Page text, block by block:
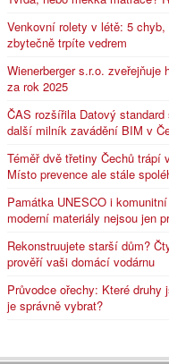
Venkovní rolety v létě: 5
zbytečně trpíte vedrem
Wienerberger s.r.o. zveřejňuje
za rok 2025
ČAS rozšířila Datový
další milník zavádění BIM v
Téměř dvě třetiny Čechů trápí
Místo prevence ale stále
Památka UNESCO i
moderní materiály nejsou jen
Rekonstruujete starší dům?
prověří vaši domácí vodárnu
Průvodce ořechy: Které druhy
je správně vybrat?